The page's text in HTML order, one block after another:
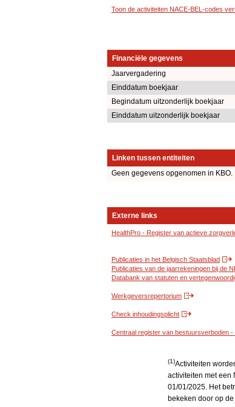
Toon de activiteiten NACE-BEL-codes
Financiële gegevens
Jaarvergadering
Einddatum boekjaar
Begindatum uitzonderlijk boekjaar
Einddatum uitzonderlijk boekjaar
Linken tussen entiteiten
Geen gegevens opgenomen in KBO.
Externe links
HealthPro - Register van actieve
Publicaties in het Belgisch Staatsblad
Publicaties van de jaarrekeningen bij de
Databank van statuten en
Werkgeversrepertorium
Check inhoudingsplicht
Centraal register van bestuursverboden -
(1)Activiteiten
activiteiten met een
01/01/2025. Het
bekeken door op